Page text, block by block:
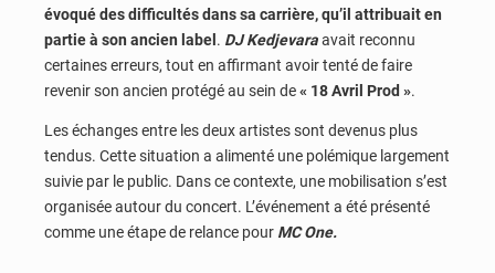
évoqué des difficultés dans sa carrière, qu’il attribuait en
partie à son ancien label . DJ Kedjevaraavait reconnu
certaines erreurs, tout en affirmant avoir tenté de faire
revenir son ancien protégé au sein de« 18 Avril Prod ».
Les échanges entre les deux artistes sont devenus plus
tendus. Cette situation a alimenté une polémique largement
suivie par le public. Dans ce contexte, une mobilisation s’est
organisée autour du concert. L’événement a été présenté
comme une étape de relance pour MC One.